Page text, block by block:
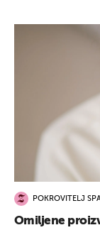
POKROVITELJ
Omiljene